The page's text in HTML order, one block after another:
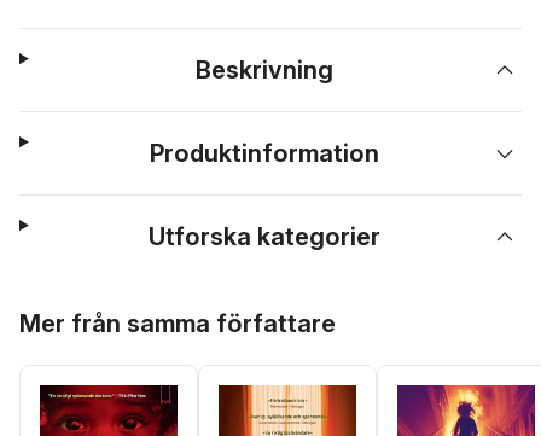
Beskrivning
Produktinformation
Utforska kategorier
Mer från samma författare